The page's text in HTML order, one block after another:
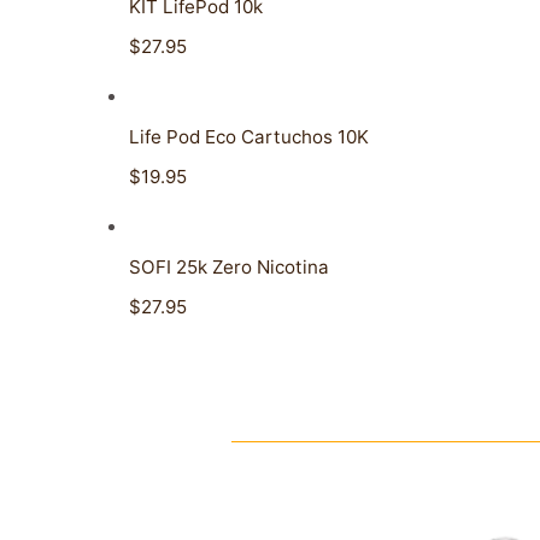
KIT LifePod 10k
$27.95
Life Pod Eco Cartuchos 10K
$19.95
SOFI 25k Zero Nicotina
$27.95